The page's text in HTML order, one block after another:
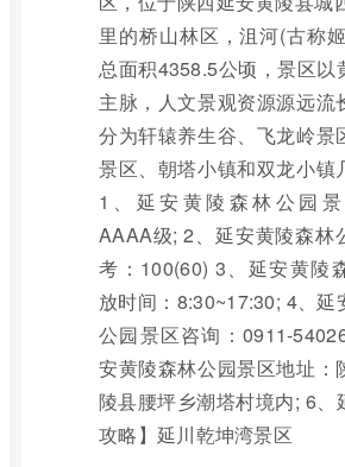
里的桥山林区，沮河(古称
总面积4358.5公顷，景区以
主脉，人文景观资源源远流
分为轩辕养生谷、飞龙岭景
景区、朝塔小镇和双龙小镇
1、延安黄陵森林公园景
AAAA级; 2、延安黄陵森林
考：100(60) 3、延安黄陵
放时间：8:30~17:30; 4、延
公园景区咨询：0911-
安黄陵森林公园景区地址：
陵县腰坪乡潮塔村境内; 6
攻略】延川乾坤湾景区